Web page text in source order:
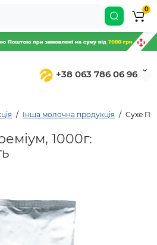
+38 063 786 06 96
0
Інша молочна продукція Сухе
1000г: